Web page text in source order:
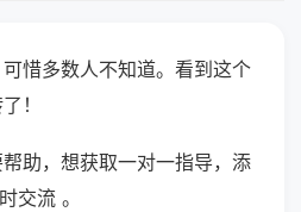
惜多数人不知道。看到这个
！
助，想获取一对一指导，添
交流 。